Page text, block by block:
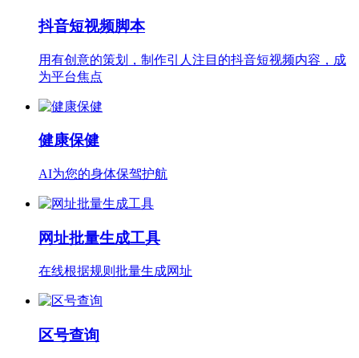
抖音短视频脚本
用有创意的策划，制作引人注目的抖音短视频内容，成
为平台焦点
健康保健
AI为您的身体保驾护航
网址批量生成工具
在线根据规则批量生成网址
区号查询